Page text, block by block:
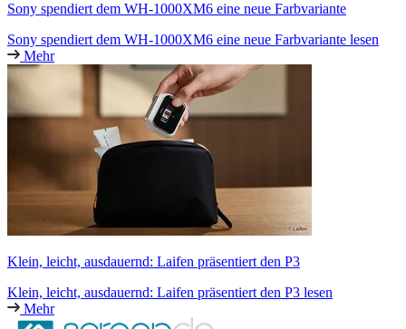
Sony spendiert dem WH-1000XM6 eine neue Farbvariante
Sony spendiert dem WH-1000XM6 eine neue Farbvariante lesen
Mehr
Klein, leicht, ausdauernd: Laifen präsentiert den P3
Klein, leicht, ausdauernd: Laifen präsentiert den P3 lesen
Mehr